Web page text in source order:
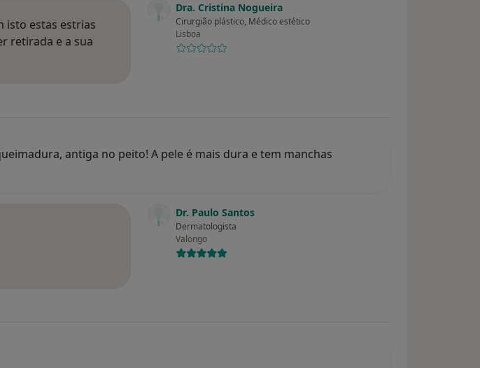
Dra. Cristina Nogueira
Cirurgião plástico, Médico estético
Lisboa
isto estas estrias
retirada e a sua
antiga no peito! A pele é mais dura e tem manchas
Dr. Paulo Santos
Dermatologista
Valongo